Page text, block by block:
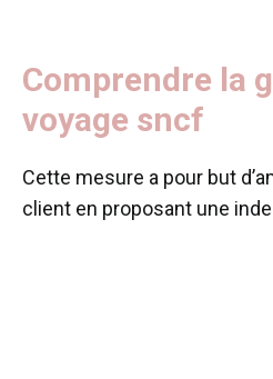
Comprendre la
voyage sncf
Cette mesure a pour but
client en proposant une